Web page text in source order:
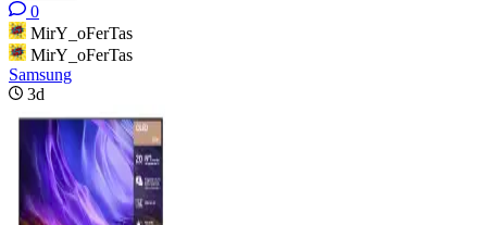
0
MirY_oFerTas
MirY_oFerTas
Samsung
3d